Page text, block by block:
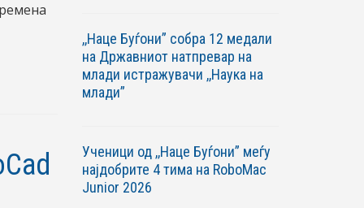
,,Наце Буѓони” собра 12 медали
на Државниот натпревар на
млади истражувачи ,,Наука на
млади”
Ученици од ,,Наце Буѓони” меѓу
најдобрите 4 тима на RoboМac
Junior 2026